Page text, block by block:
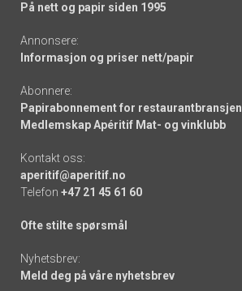
På nett og papir siden 1995
Annonsere:
Informasjon og priser nett/papir
Abonnere:
Papirabonnement for restaurantbransjen
Medlemskap Apéritif Mat- og vinklubb
Kontakt oss:
aperitif@aperitif.no
Telefon +47 21 45 61 60
Ofte stilte spørsmål
Nyhetsbrev:
Meld deg på våre nyhetsbrev